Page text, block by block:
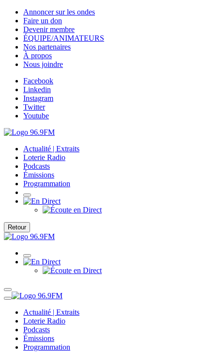
Annoncer sur les ondes
Faire un don
Devenir membre
ÉQUIPE/ANIMATEURS
Nos partenaires
À propos
Nous joindre
Facebook
Linkedin
Instagram
Twitter
Youtube
Actualité | Extraits
Loterie Radio
Podcasts
Émissions
Programmation
Retour
Actualité | Extraits
Loterie Radio
Podcasts
Émissions
Programmation